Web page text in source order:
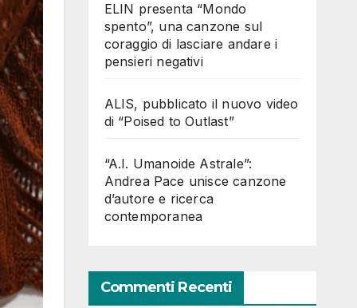
ELIN presenta “Mondo
spento”, una canzone sul
coraggio di lasciare andare i
pensieri negativi
ALIS, pubblicato il nuovo video
di “Poised to Outlast”
“A.I. Umanoide Astrale”:
Andrea Pace unisce canzone
d’autore e ricerca
contemporanea
Commenti Recenti